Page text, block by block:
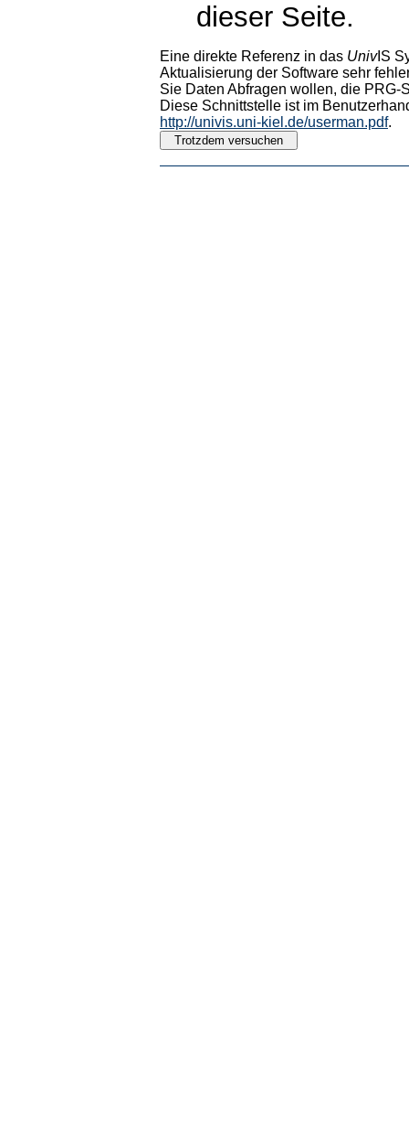
dieser Seite.
Eine direkte Referenz in das UnivIS
Aktualisierung der Software sehr
Sie Daten Abfragen wollen, die PRG-
Diese Schnittstelle ist im
http://univis.uni-kiel.de/userman.pdf.